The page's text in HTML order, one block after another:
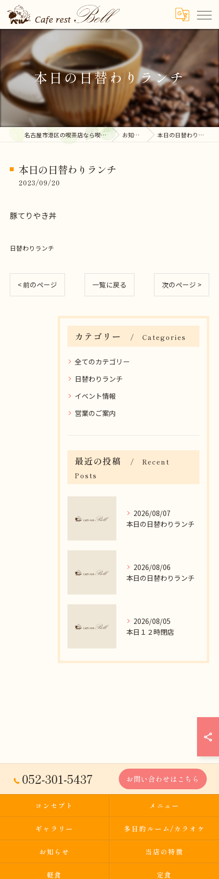
本日の日替わりランチ
名古屋市港区の喫茶店なら喫茶ベル お知らせ 本日の日替わりランチ
本日の日替わりランチ
2023/09/20
豚てりやき丼
日替わりランチ
< 前のページ 一覧に戻る 次のページ >
カテゴリー Categories
全てのカテゴリー
日替わりランチ
イベント情報
営業のご案内
最近の投稿
Recent
Posts
2026/08/07
本日の日替わりランチ
2026/08/06
本日の日替わりランチ
2026/08/05
本日１２時閉店
052-301-5437 お問い合わせはこちら
コンセプト メニュー
ギャラリー 多目的ルーム/カラオケ
お知らせ 当店の特徴
軽食 定食